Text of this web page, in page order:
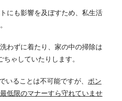
にも影響を及ぼすため、私生活
わずに着たり、家の中の掃除は
ゃしていたりします。
いることは不可能ですが、 ポン
低限のマナーすら守れていませ